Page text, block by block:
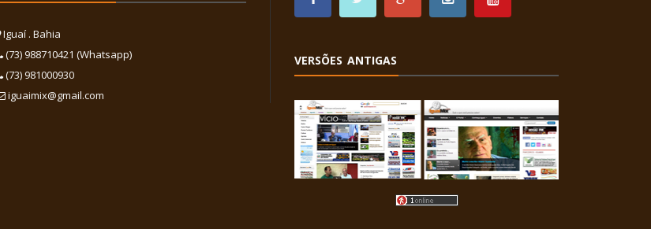
Iguaí . Bahia
(73) 988710421 (Whatsapp)
(73) 981000930
iguaimix@gmail.com
VERSÕES ANTIGAS